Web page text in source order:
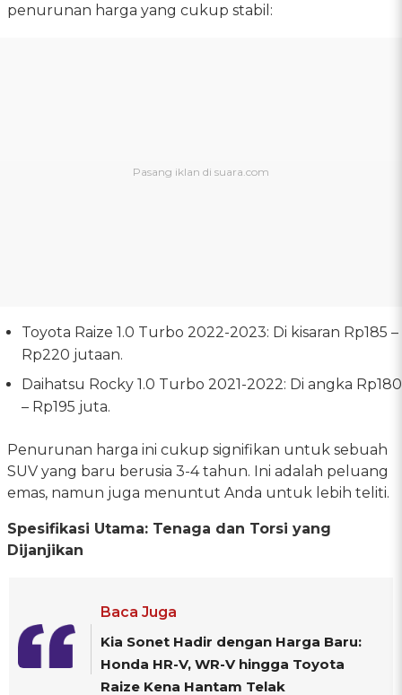
penurunan harga yang cukup stabil:
Toyota Raize 1.0 Turbo 2022-2023: Di kisaran Rp185 –
Rp220 jutaan.
Daihatsu Rocky 1.0 Turbo 2021-2022: Di angka Rp180
– Rp195 juta.
Penurunan harga ini cukup signifikan untuk sebuah
SUV yang baru berusia 3-4 tahun. Ini adalah peluang
emas, namun juga menuntut Anda untuk lebih teliti.
Spesifikasi Utama: Tenaga dan Torsi yang
Dijanjikan
Baca Juga
Kia Sonet Hadir dengan Harga Baru:
Honda HR-V, WR-V hingga Toyota
Raize Kena Hantam Telak